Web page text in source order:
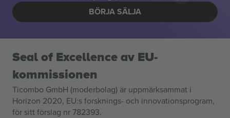
BÖRJA SÄLJA
Seal of Excellence av EU-
kommissionen
Ticombo GmbH (moderbolag) är uppmärksammat i
Horizon 2020, EU:s forsknings- och innovationsprogram,
för sitt förslag nr 782393.